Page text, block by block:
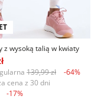
z wysoką talią w kwiaty
139,99 zł
-64%
cena z 30 dni
-17%